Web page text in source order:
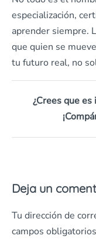
especialización,
aprender siempre.
que quien se
tu futuro real, no
¿Crees que
Deja un
Tu dirección de
campos